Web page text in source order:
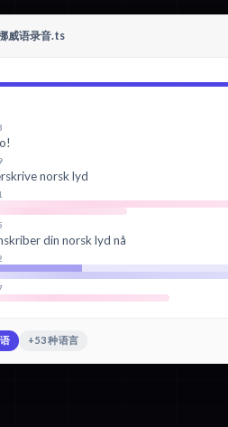
威语录音.ts
norsk lyd
din norsk lyd nå
+53 种语言